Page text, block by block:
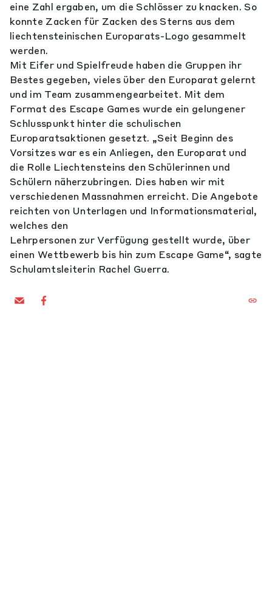
eine Zahl ergaben, um die Schlösser zu knacken. So
konnte Zacken für Zacken des Sterns aus dem
liechtensteinischen Europarats-Logo gesammelt
werden.
Mit Eifer und Spielfreude haben die Gruppen ihr
Bestes gegeben, vieles über den Europarat gelernt
und im Team zusammengearbeitet. Mit dem
Format des Escape Games wurde ein gelungener
Schlusspunkt hinter die schulischen
Europaratsaktionen gesetzt. „Seit Beginn des
Vorsitzes war es ein Anliegen, den Europarat und
die Rolle Liechtensteins den Schülerinnen und
Schülern näherzubringen. Dies haben wir mit
verschiedenen Massnahmen erreicht. Die Angebote
reichten von Unterlagen und Informationsmaterial,
welches den
Lehrpersonen zur Verfügung gestellt wurde, über
einen Wettbewerb bis hin zum Escape Game“, sagte
Schulamtsleiterin Rachel Guerra.